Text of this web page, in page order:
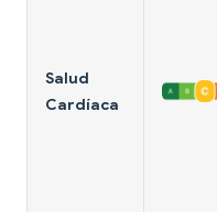
Salud
Cardíaca